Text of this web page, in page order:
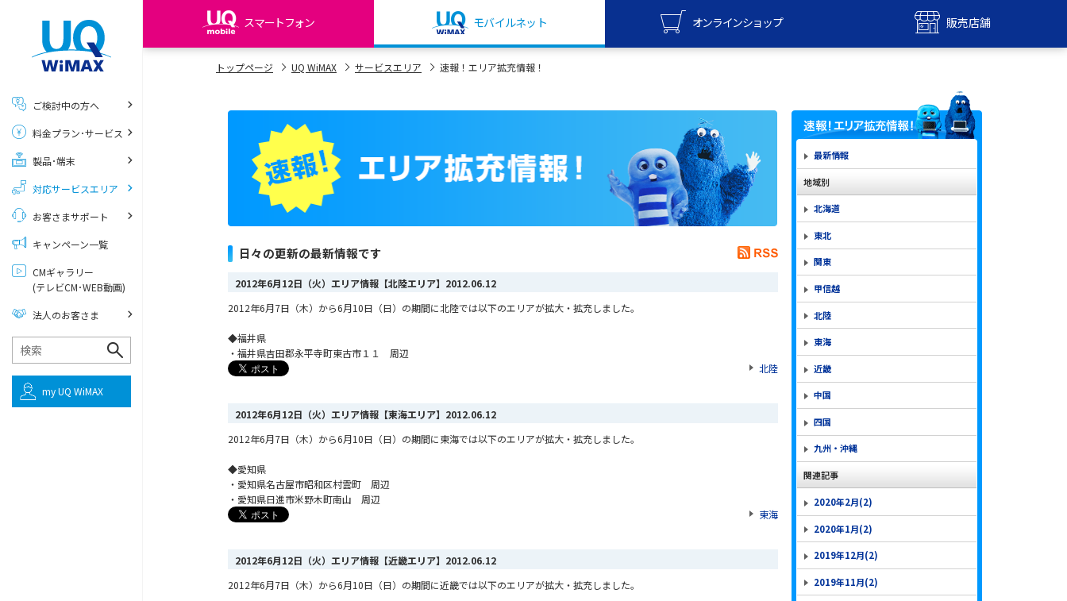
スマートフォン モバイルネット オンラインショップ 販売店舗
my UQ WiMAX
My UQ mobile
UQ mobile ご契約の方
UQ mobile
データチャージサイト
UQ WiMAX
オンラインショップ
UQ WiMAX
販売店舗
トップページ UQ WiMAX サービスエリア 速報！エリア拡充情報！
日々の更新の最新情報です
2012年6月12日（火）エリア情報【北陸エリア】 2012.06.12
2012年6月7日（木）から6月10日（日）の期間に北陸では以下のエリアが拡大・拡充しました。
◆福井県
・福井県吉田郡永平寺町東古市１１ 周辺
北陸
2012年6月12日（火）エリア情報【東海エリア】 2012.06.12
2012年6月7日（木）から6月10日（日）の期間に東海では以下のエリアが拡大・拡充しました。
◆愛知県
・愛知県名古屋市昭和区村雲町 周辺
・愛知県日進市米野木町南山 周辺
東海
2012年6月12日（火）エリア情報【近畿エリア】 2012.06.12
2012年6月7日（木）から6月10日（日）の期間に近畿では以下のエリアが拡大・拡充しました。
最新情報
地域別
北海道
東北
関東
甲信越
北陸
東海
近畿
中国
四国
九州・沖縄
関連記事
2020年2月(2)
2020年1月(2)
2019年12月(2)
2019年11月(2)
ご検討中の方へ
料金プラン･サービス
製品･端末
対応サービスエリア
お客さまサポート
キャンペーン一覧
CMギャラリー
(テレビCM･WEB動画)
法人のお客さま
my UQ WiMAX